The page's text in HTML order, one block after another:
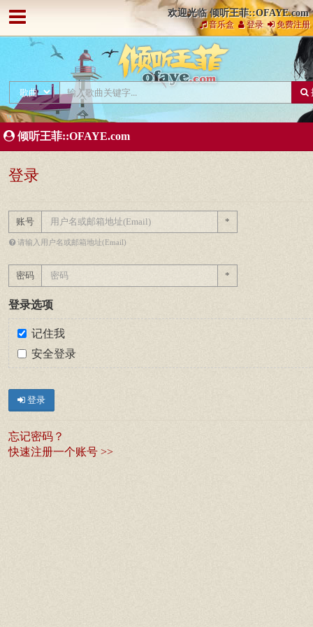
欢迎光临 倾听王菲::OFAYE.com
音乐盒 登录 免费注册
倾听王菲::OFAYE.com
登录
账号 *
请输入用户名或邮箱地址(Email)
密码 *
登录选项
记住我
安全登录
登录
忘记密码？
快速注册一个账号 >>